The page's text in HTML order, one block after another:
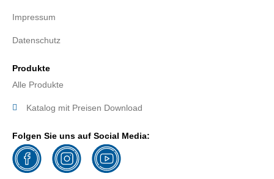
Impressum
Datenschutz
Produkte
Alle Produkte
Katalog mit Preisen Download
Folgen Sie uns auf Social Media: